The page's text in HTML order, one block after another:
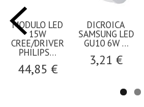
MODULO LED
15W
CREE/DRIVER
PHILIPS...
44,85 €
DICROICA
SAMSUNG LED
GU10 6W ...
3,21 €